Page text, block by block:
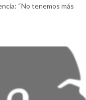
“No tenemos más